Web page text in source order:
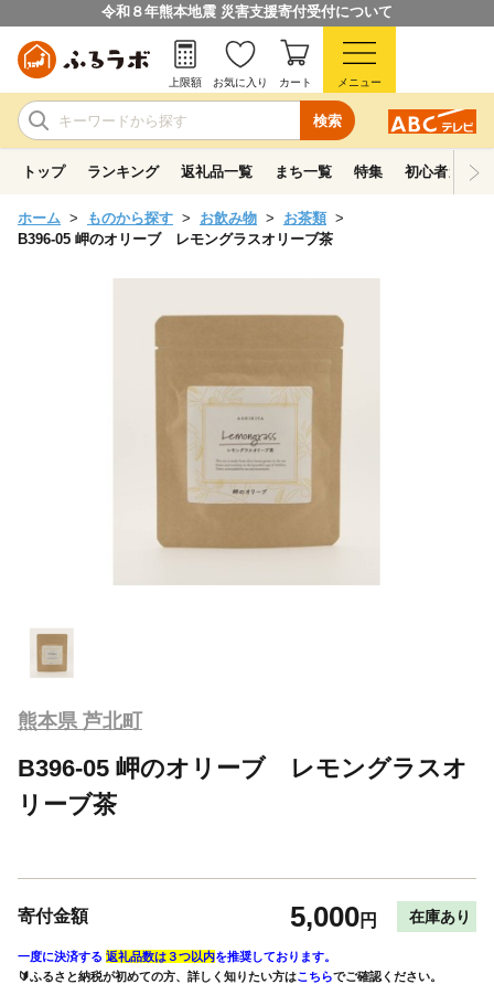
令和８年熊本地震 災害支援寄付受付について
検索
上限額 お気に入り カート メニュー
トップ ランキング 返礼品一覧 まち一覧 特集 初心者ガイド
ホーム ものから探す お飲み物
お茶類
B396-05 岬のオリーブ レモングラスオリーブ茶
熊本県 芦北町
B396-05 岬のオリーブ レモングラスオ
リーブ茶
寄付金額 5,000円 在庫あり
一度に決済する 返礼品数は３つ以内を推奨しております。
🔰ふるさと納税が初めての方、詳しく知りたい方はこちらでご確認ください。